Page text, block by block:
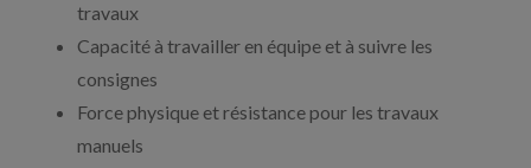
travaux
Capacité à travailler en équipe et à suivre les
consignes
Force physique et résistance pour les travaux
manuels